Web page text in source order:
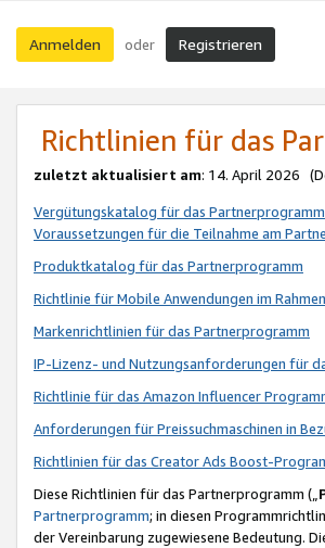
Anmelden oder Registrieren
Richtlinien für das
zuletzt aktualisiert am: 14. April 2026
Vergütungskatalog für das Partnerprogramm
Voraussetzungen für die Teilnahme am
Produktkatalog für das Partnerprogramm
Richtlinie für Mobile Anwendungen im
Markenrichtlinien für das Partnerprogramm
IP-Lizenz- und Nutzungsanforderungen für
Richtlinie für das Amazon Influencer
Anforderungen für Preissuchmaschinen in
Richtlinien für das Creator Ads Boost-
Diese Richtlinien für das Partnerprogramm („
Partnerprogramm; in diesen
der Vereinbarung zugewiesene Bedeutung.